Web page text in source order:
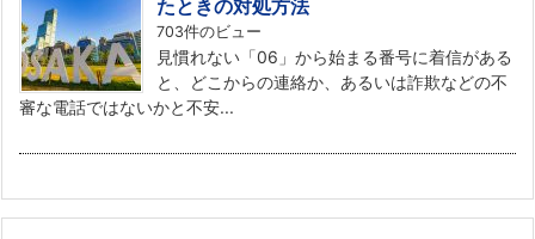
たときの対処方法
703件のビュー
見慣れない「06」から始まる番号に着信がある
と、どこからの連絡か、あるいは詐欺などの不
審な電話ではないかと不安...